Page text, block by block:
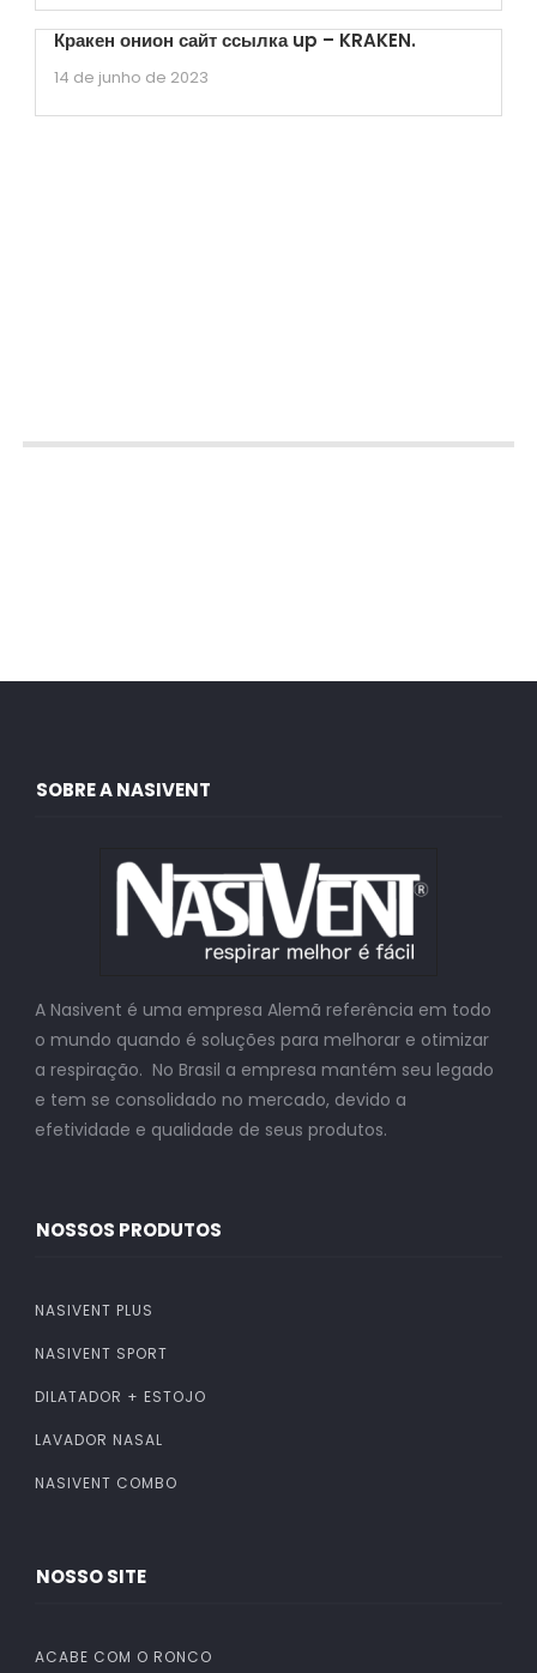
Кракен онион сайт ссылка up – KRAKEN.
14 de junho de 2023
SOBRE A NASIVENT
A Nasivent é uma empresa Alemã referência em todo
o mundo quando é soluções para melhorar e otimizar
a respiração. No Brasil a empresa mantém seu legado
e tem se consolidado no mercado, devido a
efetividade e qualidade de seus produtos.
NOSSOS PRODUTOS
NASIVENT PLUS
NASIVENT SPORT
DILATADOR + ESTOJO
LAVADOR NASAL
NASIVENT COMBO
NOSSO SITE
ACABE COM O RONCO